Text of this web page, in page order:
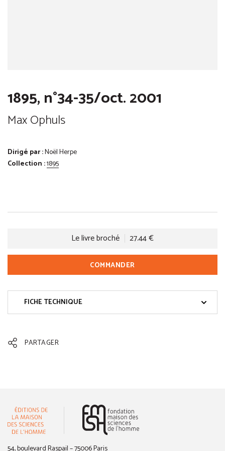
1895, n°34-35/oct. 2001
Max Ophuls
Dirigé par :Noël Herpe
Collection :1895
Le livre broché 27.44 €
COMMANDER
FICHE TECHNIQUE
PARTAGER